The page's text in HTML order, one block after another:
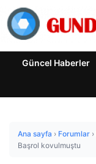
Güncel Haberler
Ana sayfa › Forumlar ›
Başrol kovulmuştu